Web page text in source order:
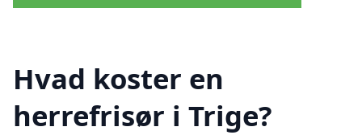
Hvad koster en
herrefrisør i Trige?